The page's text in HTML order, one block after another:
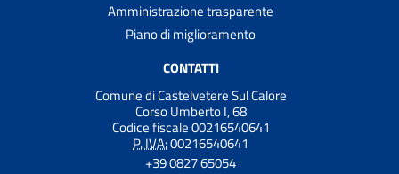
Amministrazione trasparente
Piano di miglioramento
CONTATTI
Comune di Castelvetere Sul Calore
Corso Umberto I, 68
Codice fiscale 00216540641
P. IVA:00216540641
+39 0827 65054